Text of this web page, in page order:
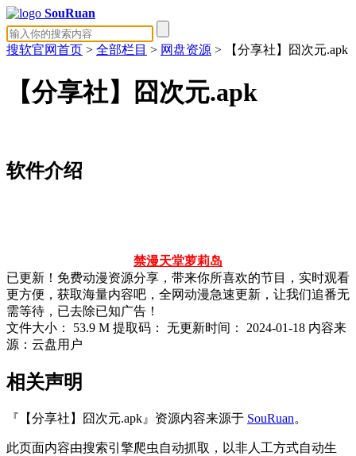
SouRuan
搜软官网首页 > 全部栏目 > 网盘资源 > 【分享社】囧次元.apk
【分享社】囧次元.apk
软件介绍
禁漫天堂萝莉岛
已更新！免费动漫资源分享，带来你所喜欢的节目，实时观看
更方便，获取海量内容吧，全网动漫急速更新，让我们追番无
需等待，已去除已知广告！
文件大小：
53.9 M 提取码： 无更新时间： 2024-01-18 内容来
源：云盘用户
相关声明
『【分享社】囧次元.apk』资源内容来源于 SouRuan。
此页面内容由搜索引擎爬虫自动抓取，以非人工方式自动生